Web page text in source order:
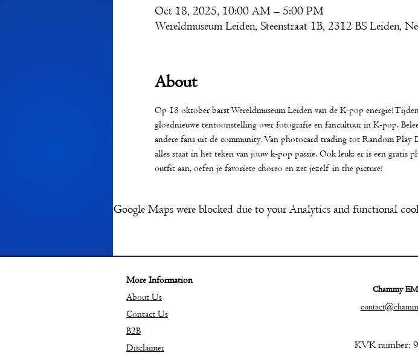
Oct 18, 2025, 10:00 AM – 5:00 PM
Wereldmuseum Leiden, Steenstraat 1B, 2312 BS Leiden,
About
Op 18 oktober barst Wereldmuseum Leiden van de K-pop energie!
gloednieuwe tentoonstelling over fotografie en fancultuur in K-pop.
andere fans uit de community. Van photocard trading tot Random
alles staat in het teken van jouw k-pop passie. Ook leuk: er is een gratis
outfit aan, oefen je favoriete choreo en zet jezelf in the picture!
Google Maps were blocked due to your Analytics and functional
More Information
About Us
Contact Us
B2B
Disclaimer
Chammy
KVK number: